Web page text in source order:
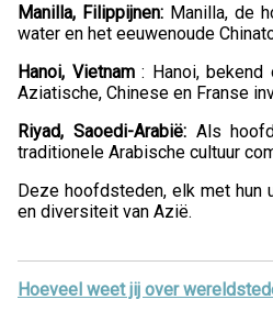
Manilla, Filippijnen: Manilla, de
water en het eeuwenoude
Hanoi, Vietnam: Hanoi,
Aziatische, Chinese en Franse
Riyad, Saoedi-Arabië:Als
traditionele Arabische cultuur
Deze hoofdsteden, elk met hun
en diversiteit van Azië.
Hoeveel weet jij over